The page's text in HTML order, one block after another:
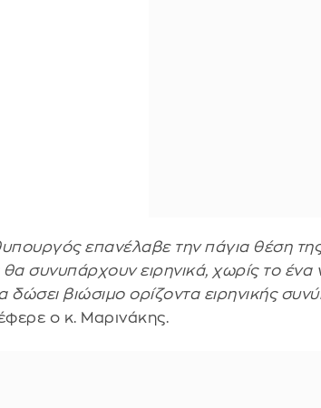
επανέλαβε την πάγια θέση
θα συνυπάρχουν ειρηνικά, χωρίς το ένα
δώσει βιώσιμο ορίζοντα ειρηνικής
ο κ. Μαρινάκης.